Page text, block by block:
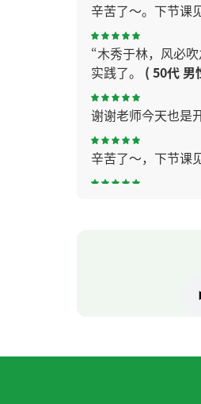
辛苦了～。下节课
“木秀于林，风必
实践了。 ( 50代 男
谢谢老师今天也是
辛苦了～，下节课
我每次先伸展运
辛苦了～，下节课